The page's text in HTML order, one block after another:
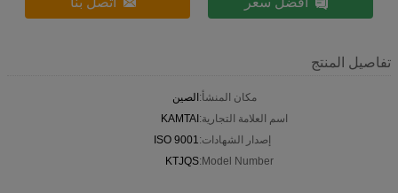
تفاصيل المنتج
مكان المنشأ:الصين
اسم العلامة التجارية:KAMTAI
إصدار الشهادات:ISO 9001
Model Number:
KTJQS